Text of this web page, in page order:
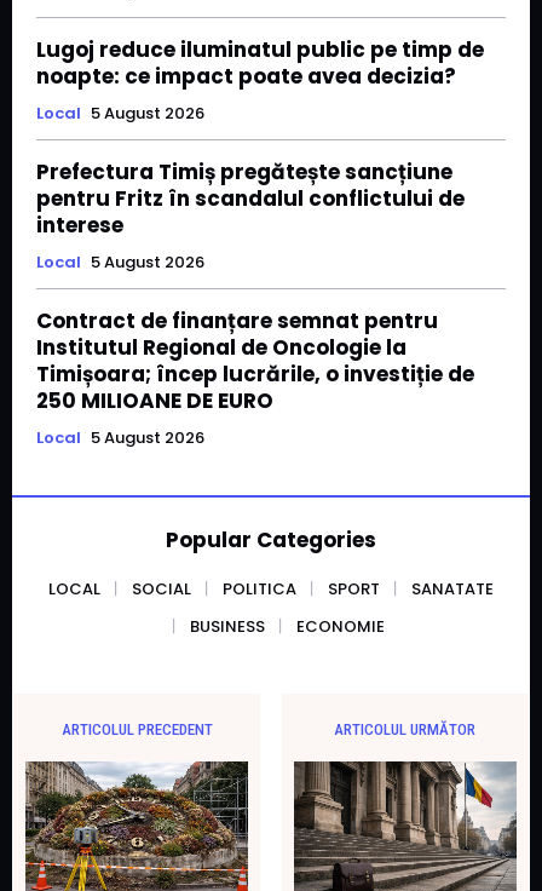
Lugoj reduce iluminatul public pe timp de
noapte: ce impact poate avea decizia?
Local 5 August 2026
Prefectura Timiș pregătește sancțiune
pentru Fritz în scandalul conflictului de
interese
Local 5 August 2026
Contract de finanțare semnat pentru
Institutul Regional de Oncologie la
Timișoara; încep lucrările, o investiție de
250 MILIOANE DE EURO
Local 5 August 2026
Popular Categories
LOCAL SOCIAL POLITICA SPORT
SANATATE
BUSINESS
ECONOMIE
ARTICOLUL PRECEDENT ARTICOLUL URMĂTOR